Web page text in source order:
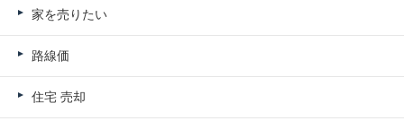
家を売りたい
路線価
住宅 売却